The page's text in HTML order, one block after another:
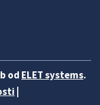
od ELET systems.